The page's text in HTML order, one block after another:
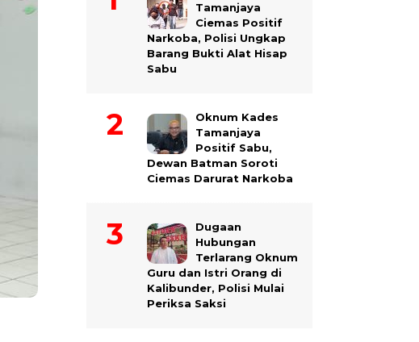
Tamanjaya
Ciemas Positif
Narkoba, Polisi Ungkap
Barang Bukti Alat Hisap
Sabu
Oknum Kades
Tamanjaya
Positif Sabu,
Dewan Batman Soroti
Ciemas Darurat Narkoba
Dugaan
Hubungan
Terlarang Oknum
Guru dan Istri Orang di
Kalibunder, Polisi Mulai
Periksa Saksi